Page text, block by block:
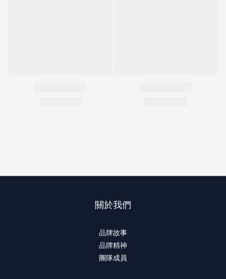
關於我們
品牌故事
品牌精神
團隊成員